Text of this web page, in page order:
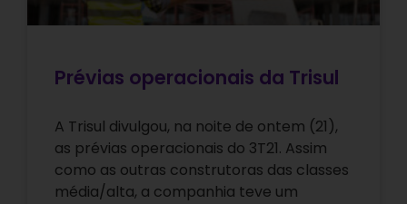
Prévias operacionais da Trisul
A Trisul divulgou, na noite de ontem (21),
as prévias operacionais do 3T21. Assim
como as outras construtoras das classes
média/alta, a companhia teve um